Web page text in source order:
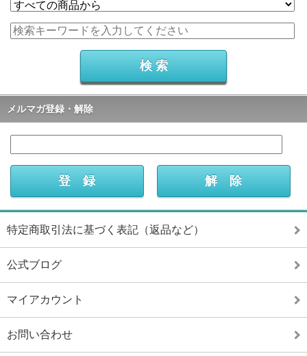
メルマガ登録・解除
特定商取引法に基づく表記（返品など）
公式ブログ
マイアカウント
お問い合わせ